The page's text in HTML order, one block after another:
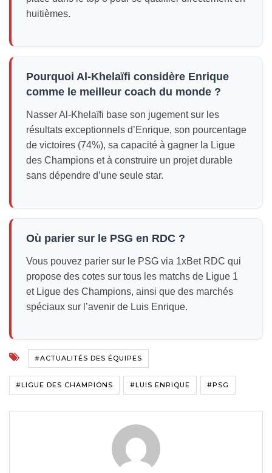
huitièmes.
Pourquoi Al-Khelaïfi considère Enrique
comme le meilleur coach du monde ?
Nasser Al-Khelaïfi base son jugement sur les
résultats exceptionnels d’Enrique, son pourcentage
de victoires (74%), sa capacité à gagner la Ligue
des Champions et à construire un projet durable
sans dépendre d’une seule star.
Où parier sur le PSG en RDC ?
Vous pouvez parier sur le PSG via 1xBet RDC qui
propose des cotes sur tous les matchs de Ligue 1
et Ligue des Champions, ainsi que des marchés
spéciaux sur l’avenir de Luis Enrique.
#ACTUALITÉS DES ÉQUIPES
#LIGUE DES CHAMPIONS #LUIS ENRIQUE #PSG